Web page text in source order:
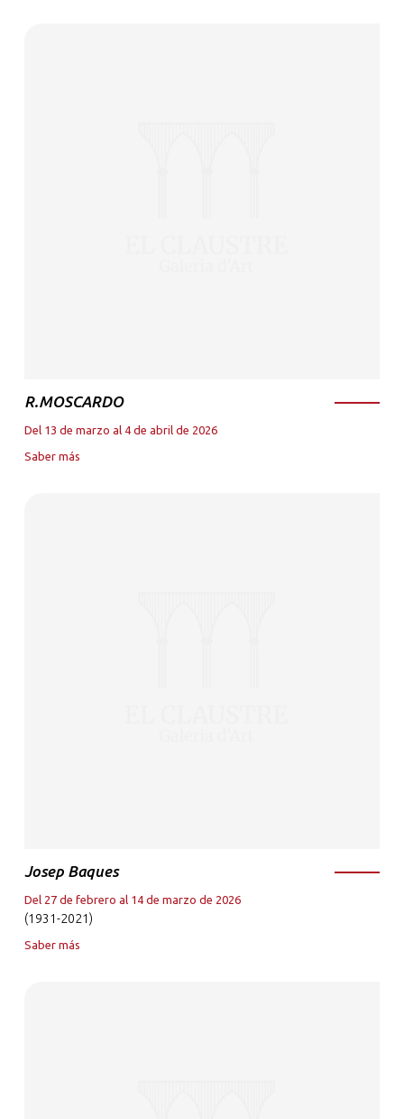
R.MOSCARDO
Del 13 de marzo al 4 de abril de 2026
Saber más
Josep Baques
Del 27 de febrero al 14 de marzo de 2026
(1931-2021)
Saber más